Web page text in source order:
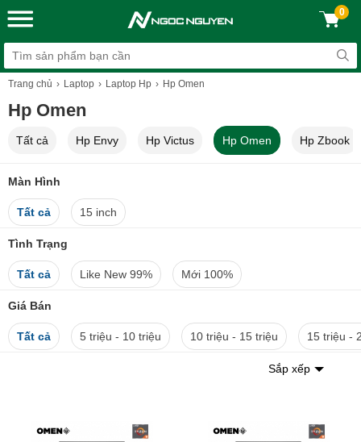
0
Trang chủ Laptop Laptop Hp Hp Omen
Hp Omen
Tất cả Hp Envy Hp Victus Hp Omen Hp Zbook
Màn Hình
Tất cả 15 inch
Tình Trạng
Tất cả Like New 99% Mới 100%
Giá Bán
Tất cả 5 triệu - 10 triệu 10 triệu - 15 triệu 15 triệu -
Sắp xếp